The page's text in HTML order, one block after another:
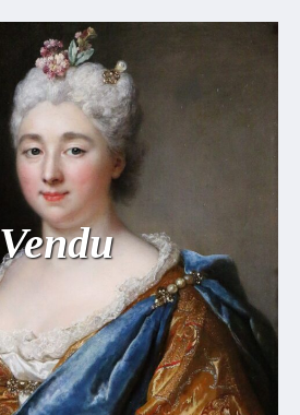
Vendu